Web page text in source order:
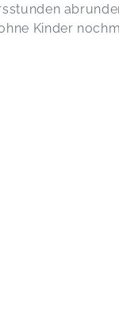
Kinder